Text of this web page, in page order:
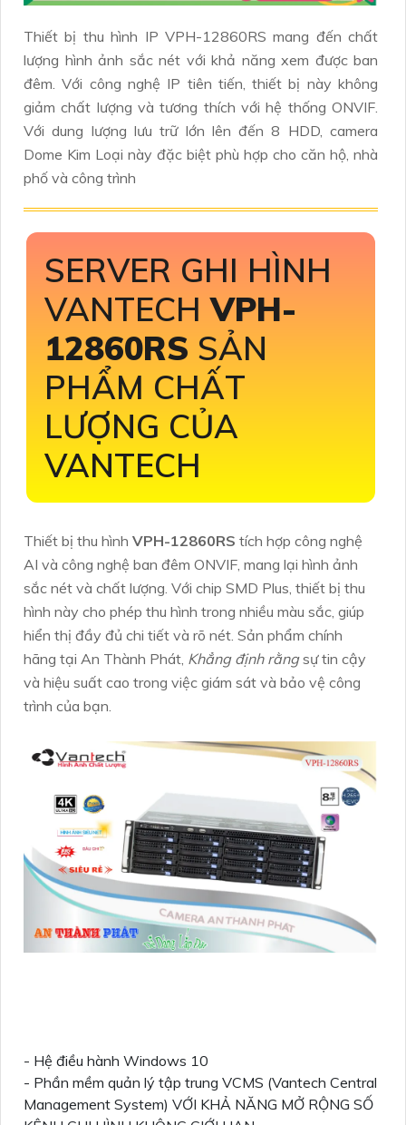
Thiết bị thu hình IP VPH-12860RS mang đến chất
lượng hình ảnh sắc nét với khả năng xem được ban
đêm. Với công nghệ IP tiên tiến, thiết bị này không
giảm chất lượng và tương thích với hệ thống ONVIF.
Với dung lượng lưu trữ lớn lên đến 8 HDD, camera
Dome Kim Loại này đặc biệt phù hợp cho căn hộ, nhà
phố và công trình
SERVER GHI HÌNH
VANTECHVPH-
12860RS SẢN
PHẨM CHẤT
LƯỢNG CỦA
VANTECH
Thiết bị thu hình VPH-12860RS tích hợp công nghệ
AI và công nghệ ban đêm ONVIF, mang lại hình ảnh
sắc nét và chất lượng. Với chip SMD Plus, thiết bị thu
hình này cho phép thu hình trong nhiều màu sắc, giúp
hiển thị đầy đủ chi tiết và rõ nét. Sản phẩm chính
hãng tại An Thành Phát, Khẳng định rằngsự tin cậy
và hiệu suất cao trong việc giám sát và bảo vệ công
trình của bạn.
- Hệ điều hành Windows 10
- Phần mềm quản lý tập trung VCMS (Vantech Central
Management System) VỚI KHẢ NĂNG MỞ RỘNG SỐ